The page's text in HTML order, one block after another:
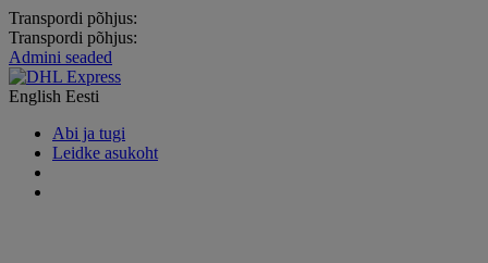
Transpordi põhjus:
Transpordi põhjus:
Admini seaded
English Eesti
Abi ja tugi
Leidke asukoht